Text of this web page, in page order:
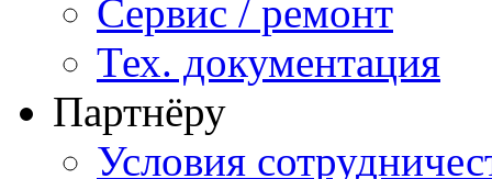
Сервис / ремонт
Тех. документация
Партнёру
Условия